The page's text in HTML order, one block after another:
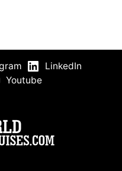
LinkedIn
Youtube